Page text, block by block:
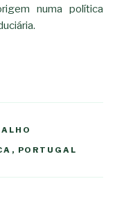
numa política
, PORTUGAL